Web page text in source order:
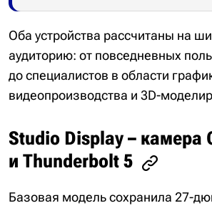
Оба устройства рассчитаны на
аудиторию: от повседневных
до специалистов в области
видеопроизводства и 3D-
Studio Display – камера
и Thunderbolt 5
Базовая модель сохранила 27-